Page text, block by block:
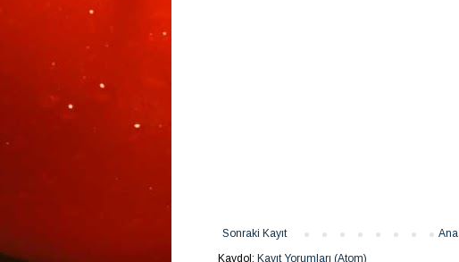
Sonraki Kayıt
Kaydol: Kayıt Yorumları (Atom)